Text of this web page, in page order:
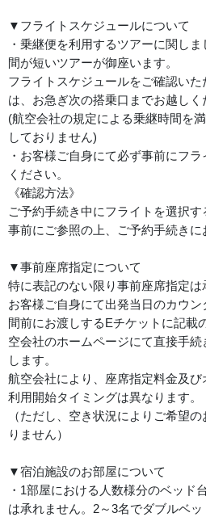
▼フライトスケジュールについて
・乗継便を利用するツアーに関し
間が短いツアーが御座います。
フライトスケジュールをご確認い
は、お急ぎ次の搭乗口までお越しく
(航空会社の規定による乗継時間を
しておりません)
・お客様ご自身にて必ず事前にフ
ください。
《確認方法》
ご予約手続き中にフライトを選択す
事前にご参照の上、ご予約手続きに
▼事前座席指定について
特に表記のない限り事前座席指定は
お客様ご自身にて出発当日のカウ
間前にお渡しするEチケットに記載
空会社のホームページにて直接手
します。
航空会社により、座席指定料金及
利用開始タイミングは異なります。
（ただし、空き状況によりご希望
りません）
▼宿泊施設のお部屋について
・1部屋における人数様分のベッド
は承れません。2～3名でダブルベ